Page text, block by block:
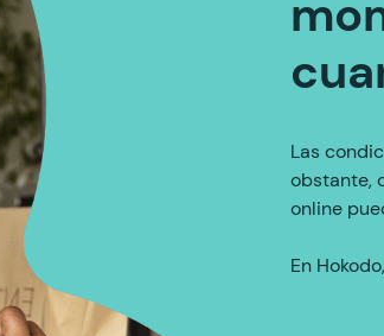
Las
obstante,
online
En